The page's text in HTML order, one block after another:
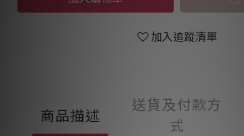
加入追蹤清單
商品描述
送貨及付款方
式